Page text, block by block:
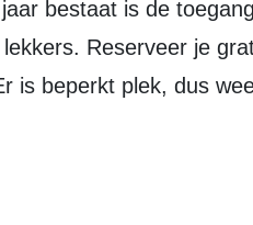
Reserveer je
is beperkt plek, dus
IN FLEVOMEER